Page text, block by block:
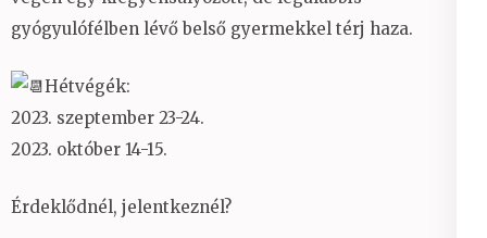
gyógyulófélben lévő belső gyermekkel térj haza.
Hétvégék:
2023. szeptember 23-24.
2023. október 14-15.
Érdeklődnél, jelentkeznél?